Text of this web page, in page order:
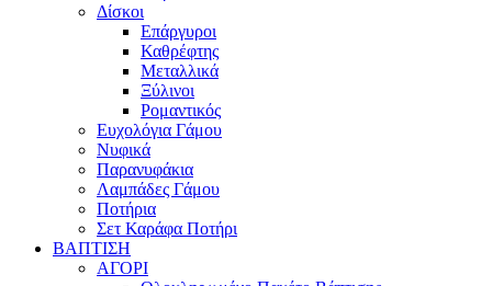
Δίσκοι
Επάργυροι
Καθρέφτης
Μεταλλικά
Ξύλινοι
Ρομαντικός
Ευχολόγια Γάμου
Νυφικά
Παρανυφάκια
Λαμπάδες Γάμου
Ποτήρια
Σετ Καράφα Ποτήρι
ΒΑΠΤΙΣΗ
ΑΓΟΡΙ